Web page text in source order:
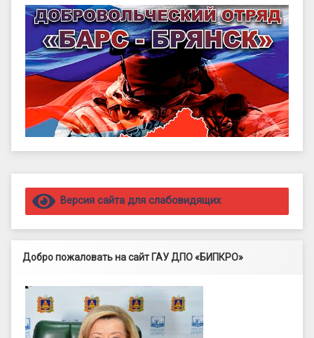
Правый сайдбар
Версия сайта для слабовидящих
Добро пожаловать на сайт ГАУ ДПО «БИПКРО»